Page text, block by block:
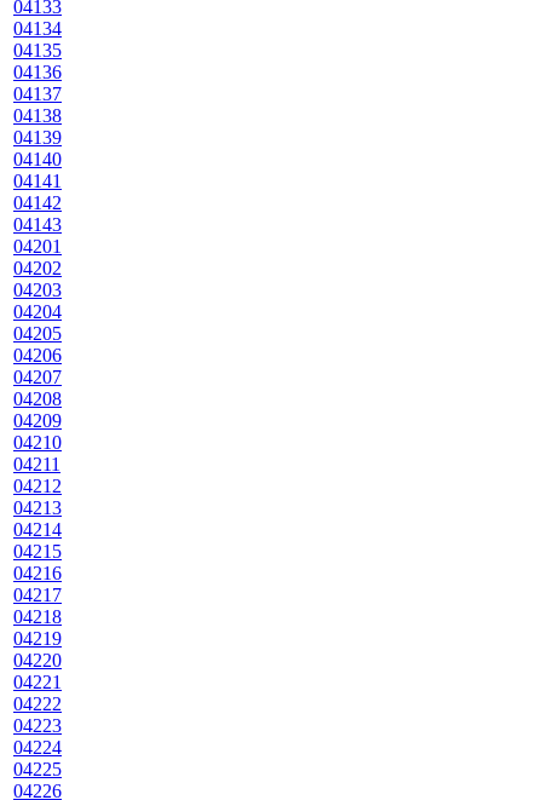
04133
04134
04135
04136
04137
04138
04139
04140
04141
04142
04143
04201
04202
04203
04204
04205
04206
04207
04208
04209
04210
04211
04212
04213
04214
04215
04216
04217
04218
04219
04220
04221
04222
04223
04224
04225
04226